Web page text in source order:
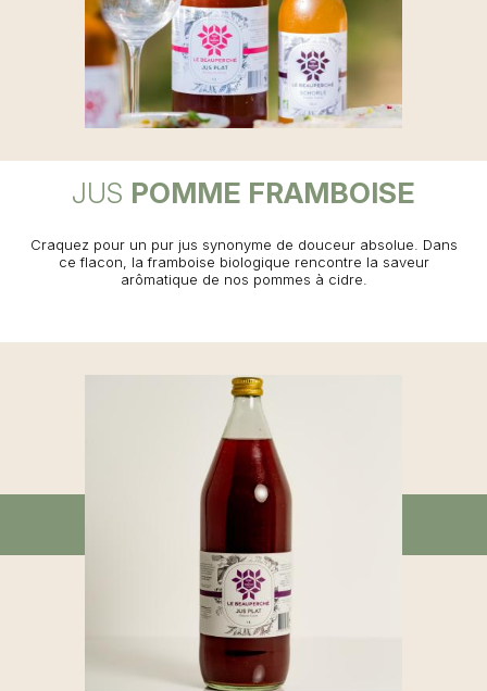
JUS POMME FRAMBOISE
Craquez pour un pur jus synonyme de douceur absolue. Dans
ce flacon, la framboise biologique rencontre la saveur
arômatique de nos pommes à cidre.